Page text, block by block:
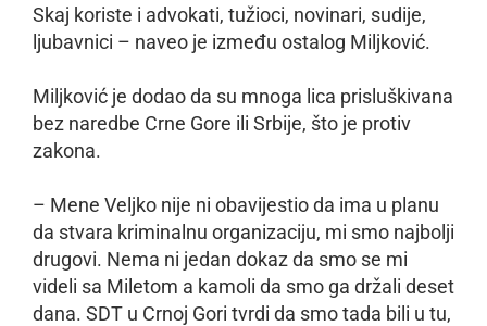
Skaj koriste i advokati, tužioci, novinari, sudije,
ljubavnici – naveo je između ostalog Miljković.
Miljković je dodao da su mnoga lica prisluškivana
bez naredbe Crne Gore ili Srbije, što je protiv
zakona.
– Mene Veljko nije ni obavijestio da ima u planu
da stvara kriminalnu organizaciju, mi smo najbolji
drugovi. Nema ni jedan dokaz da smo se mi
videli sa Miletom a kamoli da smo ga držali deset
dana. SDT u Crnoj Gori tvrdi da smo tada bili u tu,